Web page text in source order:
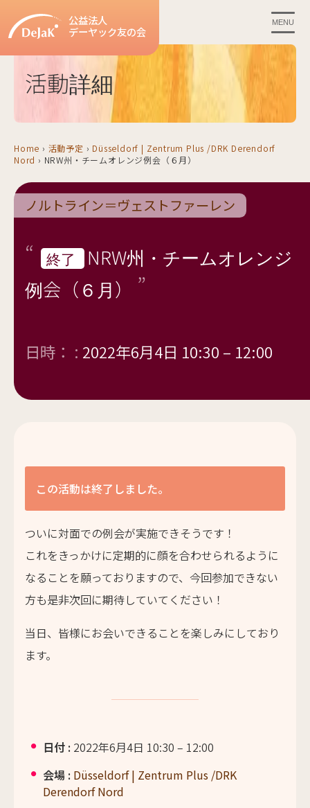
公益法人
デーヤック友の会
MENU
活動詳細
Home › 活動予定 › Düsseldorf | Zentrum Plus /DRK Derendorf
Nord › NRW州・チームオレンジ例会（６月）
ノルトライン＝ヴェストファーレン
終了
NRW州・チームオレンジ
例会（６月）
日時： : 2022年6月4日 10:30 – 12:00
この活動は終了しました。
ついに対面での例会が実施できそうです！
これをきっかけに定期的に顔を合わせられるように
なることを願っておりますので、今回参加できない
方も是非次回に期待していてください！
当日、皆様にお会いできることを楽しみにしており
ます。
日付 : 2022年6月4日 10:30 – 12:00
会場 : Düsseldorf | Zentrum Plus /DRK
Derendorf Nord